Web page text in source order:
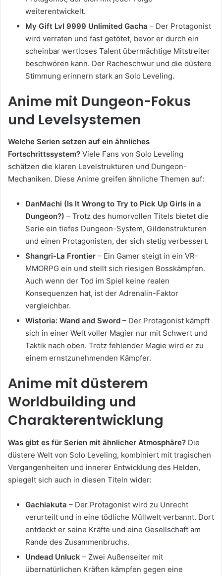
weiterentwickelt.
My Gift Lvl 9999 Unlimited Gacha – Der Protagonist
wird verraten und fast getötet, bevor er durch ein
scheinbar wertloses Talent übermächtige Mitstreiter
beschwören kann. Der Racheschwur und die düstere
Stimmung erinnern stark an Solo Leveling.
Anime mit Dungeon-Fokus
und Levelsystemen
Welche Serien setzen auf ein ähnliches
Fortschrittssystem? Viele Fans von Solo Leveling
schätzen die klaren Levelstrukturen und Dungeon-
Mechaniken. Diese Anime greifen ähnliche Themen auf:
DanMachi (Is It Wrong to Try to Pick Up Girls in a
Dungeon?) – Trotz des humorvollen Titels bietet die
Serie ein tiefes Dungeon-System, Gildenstrukturen
und einen Protagonisten, der sich stetig verbessert.
Shangri-La Frontier – Ein Gamer steigt in ein VR-
MMORPG ein und stellt sich riesigen Bosskämpfen.
Auch wenn der Tod im Spiel keine realen
Konsequenzen hat, ist der Adrenalin-Faktor
vergleichbar.
Wistoria: Wand and Sword – Der Protagonist kämpft
sich in einer Welt voller Magier nur mit Schwert und
Taktik nach oben. Trotz fehlender Magie wird er zu
einem ernstzunehmenden Kämpfer.
Anime mit düsterem
Worldbuilding und
Charakterentwicklung
Was gibt es für Serien mit ähnlicher Atmosphäre? Die
düstere Welt von Solo Leveling, kombiniert mit tragischen
Vergangenheiten und innerer Entwicklung des Helden,
spiegelt sich auch in diesen Titeln wider:
Gachiakuta – Der Protagonist wird zu Unrecht
verurteilt und in eine tödliche Müllwelt verbannt. Dort
entdeckt er seine Kräfte und eine Gesellschaft am
Rande des Zusammenbruchs.
Undead Unluck – Zwei Außenseiter mit
übernatürlichen Kräften kämpfen gegen eine